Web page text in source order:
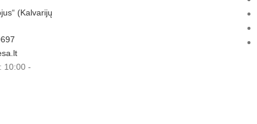
(Kalvarijų
10:00 -